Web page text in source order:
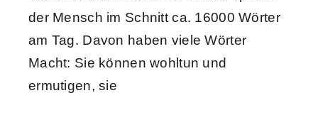
der Mensch im Schnitt ca. 16000 Wörter
am Tag. Davon haben viele Wörter
Macht: Sie können wohltun und
ermutigen, sie